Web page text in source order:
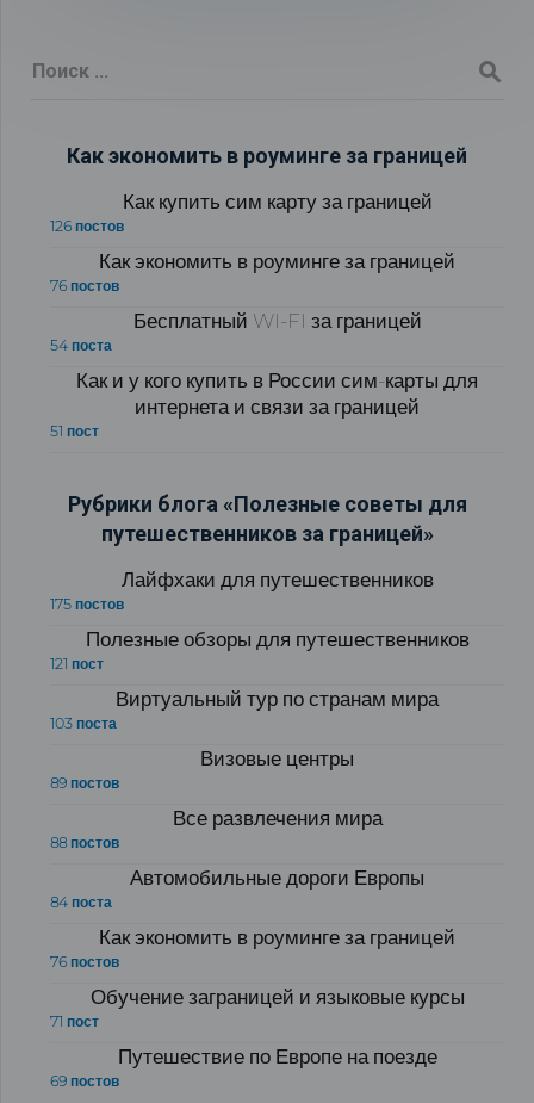
Как экономить в роуминге за границей
Как купить сим карту за границей
126 постов
Как экономить в роуминге за границей
76 постов
Бесплатный WI-FI за границей
54 поста
Как и у кого купить в России сим-карты для
интернета и связи за границей
51 пост
Рубрики блога «Полезные советы для
путешественников за границей»
Лайфхаки для путешественников
175 постов
Полезные обзоры для путешественников
121 пост
Виртуальный тур по странам мира
103 поста
Визовые центры
89 постов
Все развлечения мира
88 постов
Автомобильные дороги Европы
84 поста
Как экономить в роуминге за границей
76 постов
Обучение заграницей и языковые курсы
71 пост
Путешествие по Европе на поезде
69 постов